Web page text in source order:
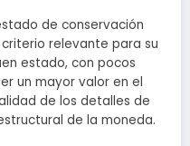
de conservación
relevante para su
estado, con pocos
un mayor valor en el
de los detalles de
de la moneda.